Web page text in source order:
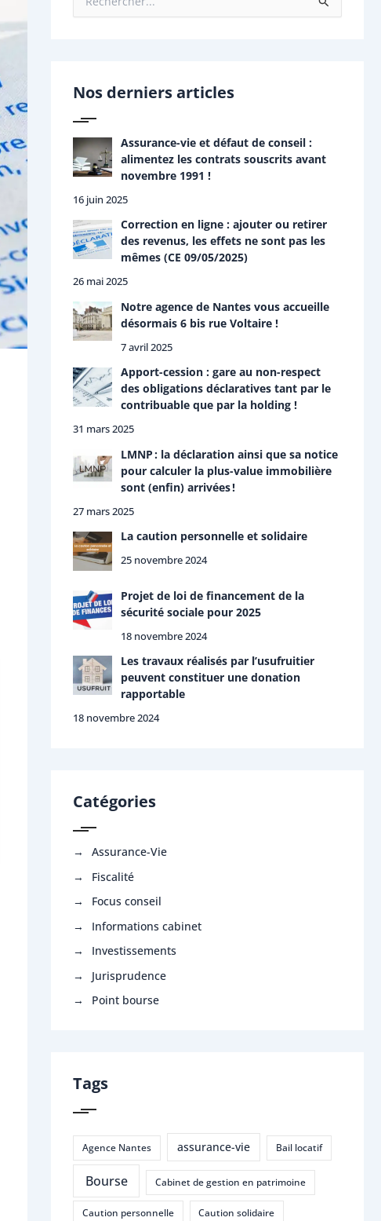
e
c
e
r
:
Nos derniers articles
Assurance-vie et défaut de conseil :
alimentez les contrats souscrits avant
novembre 1991 !
16 juin 2025
Correction en ligne : ajouter ou retirer
des revenus, les effets ne sont pas les
mêmes (CE 09/05/2025)
26 mai 2025
Notre agence de Nantes vous accueille
désormais 6 bis rue Voltaire !
7 avril 2025
Apport-cession : gare au non-respect
des obligations déclaratives tant par le
contribuable que par la holding !
31 mars 2025
LMNP : la déclaration ainsi que sa notice
pour calculer la plus-value immobilière
sont (enfin) arrivées !
27 mars 2025
La caution personnelle et solidaire
25 novembre 2024
Projet de loi de financement de la
sécurité sociale pour 2025
18 novembre 2024
Les travaux réalisés par l’usufruitier
peuvent constituer une donation
rapportable
18 novembre 2024
Catégories
Assurance-Vie
Fiscalité
Focus conseil
Informations cabinet
Investissements
Jurisprudence
Point bourse
Tags
Agence Nantes assurance-vie Bail locatif
Bourse Cabinet de gestion en patrimoine
Caution personnelle Caution solidaire